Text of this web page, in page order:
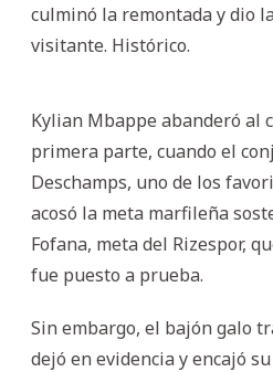
culminó la remontada y dio
visitante. Histórico.
Kylian Mbappe abanderó al
primera parte, cuando el
Deschamps, uno de los
acosó la meta marfileña
Fofana, meta del Rizespor,
fue puesto a prueba.
Sin embargo, el bajón galo
dejó en evidencia y encajó